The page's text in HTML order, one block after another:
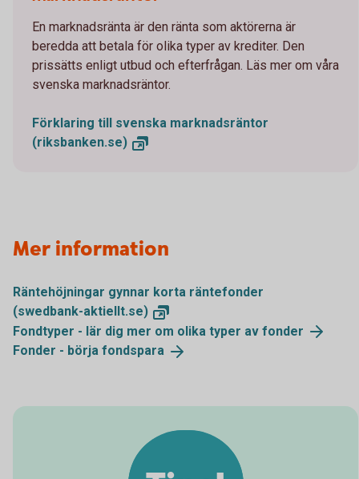
En marknadsränta är den ränta som aktörerna är
beredda att betala för olika typer av krediter. Den
prissätts enligt utbud och efterfrågan. Läs mer om våra
svenska marknadsräntor.
Förklaring till svenska marknadsräntor
(riksbanken.se)
Mer information
Räntehöjningar gynnar korta räntefonder
(swedbank-aktiellt.se)
Fondtyper - lär dig mer om olika typer av fonder
Fonder - börja fondspara